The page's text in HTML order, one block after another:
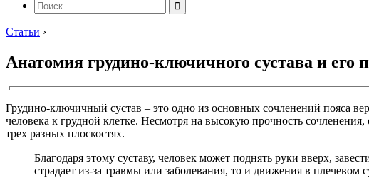
Статьи ›
Анатомия грудино-ключичного сустава и его
Грудино-ключичный сустав – это одно из основных сочленений пояса
человека к грудной клетке. Несмотря на высокую прочность
трех разных плоскостях.
Благодаря этому суставу, человек может поднять руки вверх,
страдает из-за травмы или заболевания, то и движения в